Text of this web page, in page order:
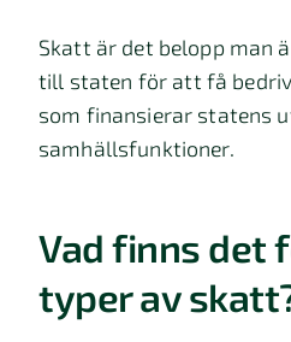
Logga in
Kontakt
Om Fortnox
Skatt är det belopp man
till staten för att få
som finansierar statens
samhällsfunktioner.
Vad finns det
typer av